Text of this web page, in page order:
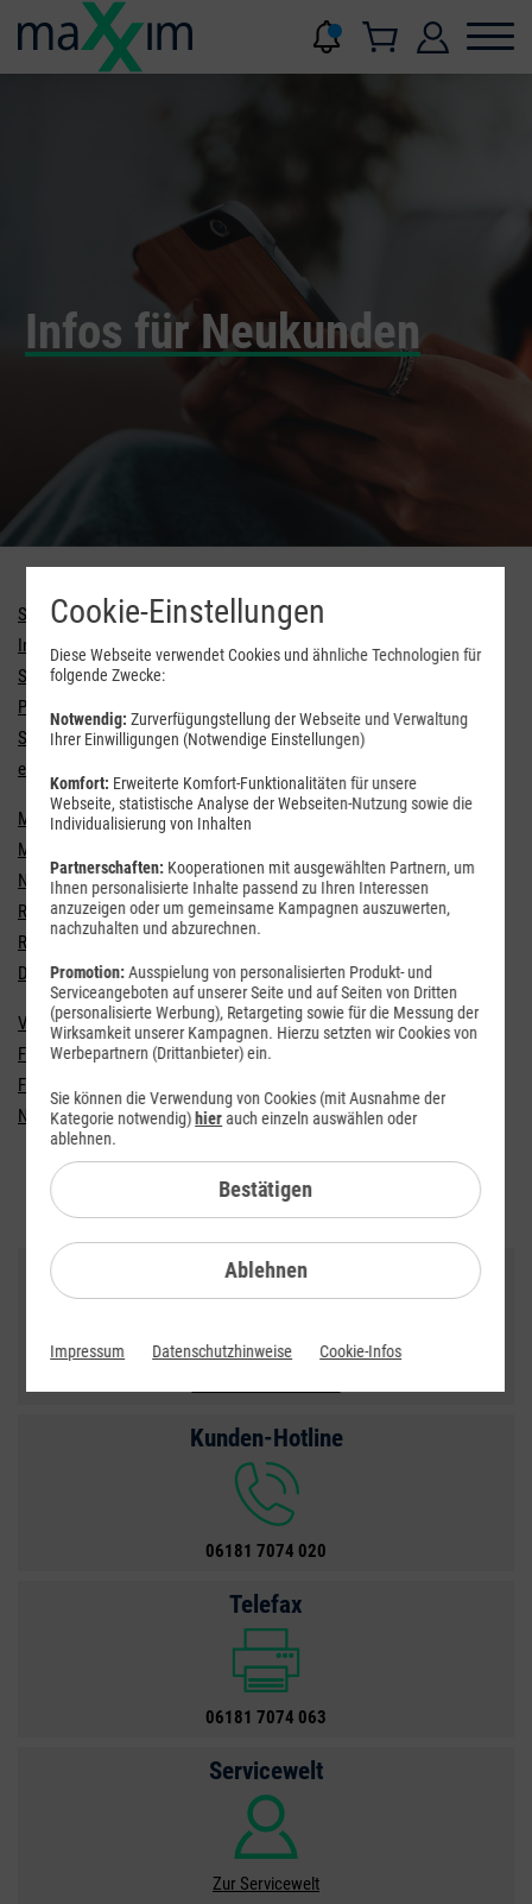
Infos für Neukunden
Service-Pin
Internetzugang
Servicewelt
PIN und PUK
SIM-Karte sperren
eSIM
MultiCard
Mailbox
Nachträgliche Rufnummernmitnahme
Rechnung
Roaming
DSL
Vollmacht
Freunde werben
Fragen und Antworten
Nationaler Warnservice Cell Broadcast
Kontakt
Kontakformular
Kunden-Hotline
06181 7074 020
Telefax
06181 7074 063
Servicewelt
Zur Servicewelt
Cookie-Einstellungen
Diese Webseite verwendet Cookies und ähnliche Technologien für
folgende Zwecke:
Notwendig: Zurverfügungstellung der Webseite und Verwaltung
Ihrer Einwilligungen (Notwendige Einstellungen)
Komfort: Erweiterte Komfort-Funktionalitäten für unsere
Webseite, statistische Analyse der Webseiten-Nutzung sowie die
Individualisierung von Inhalten
Partnerschaften: Kooperationen mit ausgewählten Partnern, um
Ihnen personalisierte Inhalte passend zu Ihren Interessen
anzuzeigen oder um gemeinsame Kampagnen auszuwerten,
nachzuhalten und abzurechnen.
Promotion:Ausspielung von personalisierten Produkt- und
Serviceangeboten auf unserer Seite und auf Seiten von Dritten
(personalisierte Werbung), Retargeting sowie für die Messung der
Wirksamkeit unserer Kampagnen. Hierzu setzten wir Cookies von
Werbepartnern (Drittanbieter) ein.
Ablehnen
Sie können die Verwendung von Cookies (mit Ausnahme der
Kategorie notwendig) hierauch einzeln auswählen oder
ablehnen.
Bestätigen
Impressum Datenschutzhinweise Cookie-Infos